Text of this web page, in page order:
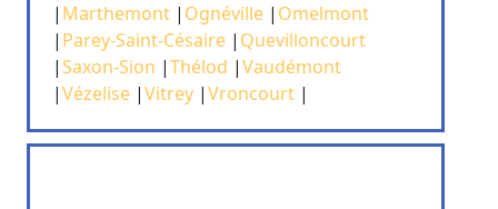
| Marthemont | Ognéville | Omelmont
| Parey-Saint-Césaire | Quevilloncourt
|Saxon-Sion |Thélod |Vaudémont
|Vézelise |Vitrey |Vroncourt |